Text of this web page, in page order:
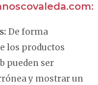
De forma
los productos
pueden ser
y mostrar un